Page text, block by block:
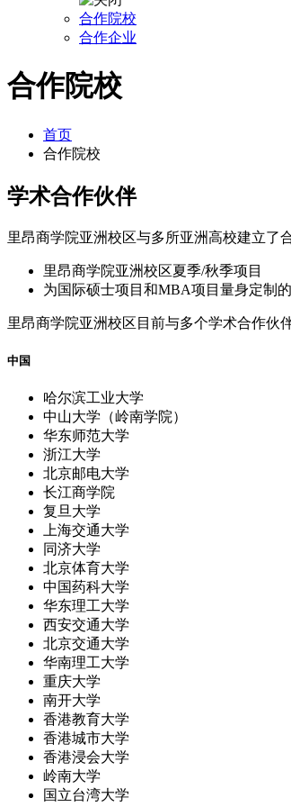
合作院校
合作企业
合作院校
首页
合作院校
学术合作伙伴
里昂商学院亚洲校区与多所亚洲高校建立了
里昂商学院亚洲校区夏季/秋季项目
为国际硕士项目和MBA项目量身定制
里昂商学院亚洲校区目前与多个学术合作伙
中国
哈尔滨工业大学
中山大学（岭南学院）
华东师范大学
浙江大学
北京邮电大学
长江商学院
复旦大学
上海交通大学
同济大学
北京体育大学
中国药科大学
华东理工大学
西安交通大学
北京交通大学
华南理工大学
重庆大学
南开大学
香港教育大学
香港城市大学
香港浸会大学
岭南大学
国立台湾大学